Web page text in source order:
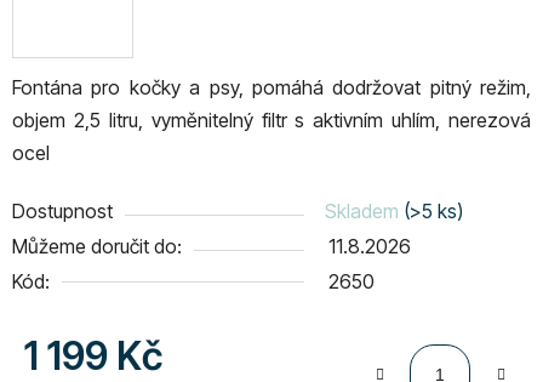
Fontána pro kočky a psy, pomáhá dodržovat pitný režim,
objem 2,5 litru, vyměnitelný filtr s aktivním uhlím, nerezová
ocel
Dostupnost Skladem (>5 ks)
Můžeme doručit do:
11.8.2026
Kód:
2650
1 199 Kč